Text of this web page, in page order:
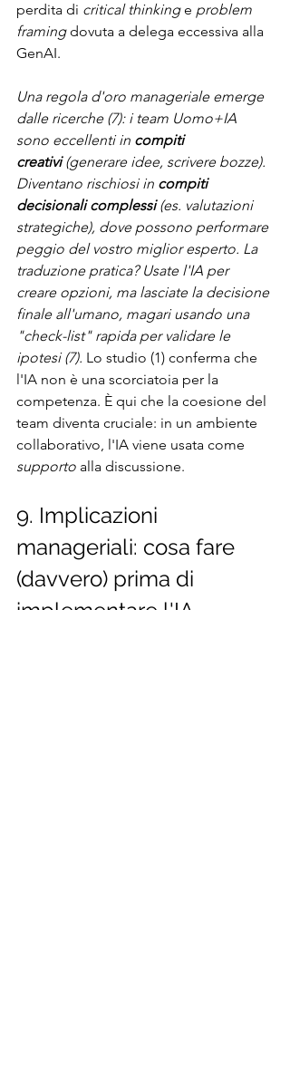
perdita di critical thinking e problem
framing dovuta a delega eccessiva alla
GenAI.
Una regola d'oro manageriale emerge
dalle ricerche (7): i team Uomo+IA
sono eccellenti in compiti
creativi (generare idee, scrivere bozze).
Diventano rischiosi in compiti
decisionali complessi (es. valutazioni
strategiche), dove possono performare
peggio del vostro miglior esperto. La
traduzione pratica? Usate l'IA per
creare opzioni, ma lasciate la decisione
finale all'umano, magari usando una
"check-list" rapida per validare le
ipotesi (7). Lo studio (1) conferma che
l'IA non è una scorciatoia per la
competenza. È qui che la coesione del
team diventa cruciale: in un ambiente
collaborativo, l'IA viene usata come
supporto alla discussione.
9. Implicazioni
manageriali: cosa fare
(davvero) prima di
implementare l'IA